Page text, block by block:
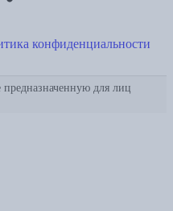
конфиденциальности
для лиц